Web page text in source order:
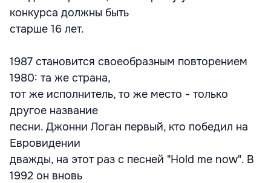
конкурса должны быть
старше 16 лет.
1987 становится своеобразным повторением
1980: та же страна,
тот же исполнитель, то же место - только
другое название
песни. Джонни Логан первый, кто победил на
Евровидении
дважды, на этот раз с песней "Hold me now". В
1992 он вновь